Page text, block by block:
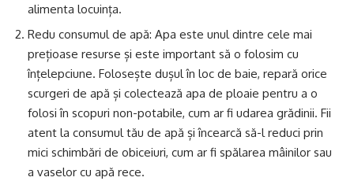
alimenta locuința.
Redu consumul de apă: Apa este unul dintre cele mai
prețioase resurse și este important să o folosim cu
înțelepciune. Folosește dușul în loc de baie, repară orice
scurgeri de apă și colectează apa de ploaie pentru a o
folosi în scopuri non-potabile, cum ar fi udarea grădinii. Fii
atent la consumul tău de apă și încearcă să-l reduci prin
mici schimbări de obiceiuri, cum ar fi spălarea mâinilor sau
a vaselor cu apă rece.